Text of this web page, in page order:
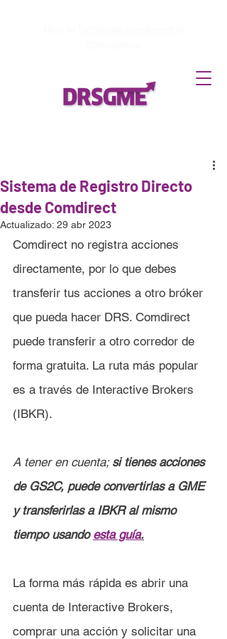
Sistema de Registro Directo
desde Comdirect
Actualizado: 29 abr 2023
Comdirect no registra acciones
directamente, por lo que debes
transferir tus acciones a otro bróker
que pueda hacer DRS. Comdirect
puede transferir a otro corredor de
forma gratuita. La ruta más popular
es a través de Interactive Brokers
(IBKR).
A tener en cuenta; si tienes acciones
de GS2C, puede convertirlas a GME
y transferirlas a IBKR al mismo
tiempo usando esta guía.
La forma más rápida es abrir una
cuenta de Interactive Brokers,
comprar una acción y solicitar una